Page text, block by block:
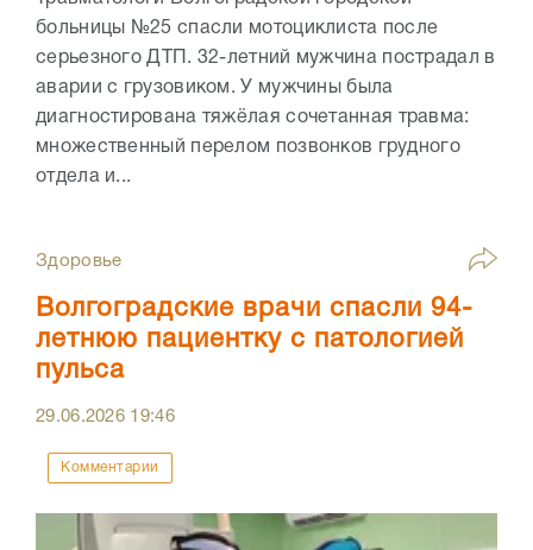
больницы №25 спасли мотоциклиста после
серьезного ДТП. 32-летний мужчина пострадал в
аварии с грузовиком. У мужчины была
диагностирована тяжёлая сочетанная травма:
множественный перелом позвонков грудного
отдела и...
Здоровье
Волгоградские врачи спасли 94-
летнюю пациентку с патологией
пульса
29.06.2026 19:46
Комментарии